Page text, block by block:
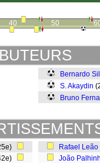
40 50
BUTEURS
Bernardo
S. Akaydin
Bruno
Rafael Leão
João